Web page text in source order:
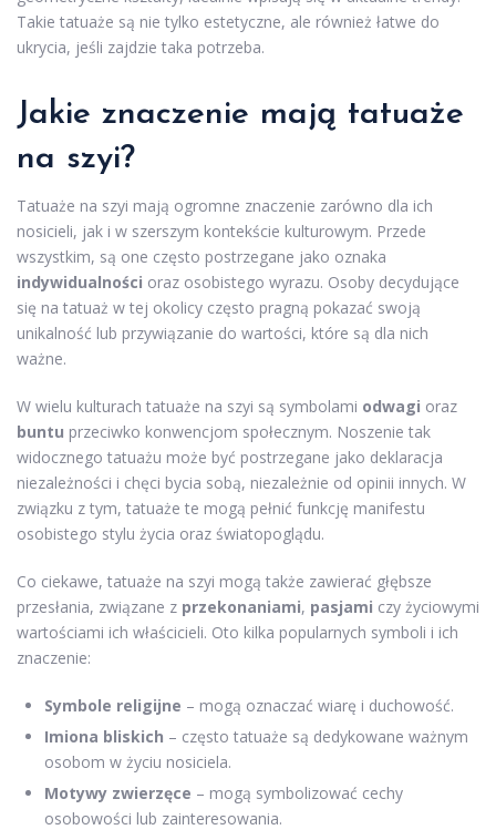
Takie tatuaże są nie tylko estetyczne, ale również łatwe do
ukrycia, jeśli zajdzie taka potrzeba.
Jakie znaczenie mają tatuaże
na szyi?
Tatuaże na szyi mają ogromne znaczenie zarówno dla ich
nosicieli, jak i w szerszym kontekście kulturowym. Przede
wszystkim, są one często postrzegane jako oznaka
indywidualności oraz osobistego wyrazu. Osoby decydujące
się na tatuaż w tej okolicy często pragną pokazać swoją
unikalność lub przywiązanie do wartości, które są dla nich
ważne.
W wielu kulturach tatuaże na szyi są symbolami odwagi oraz
buntu przeciwko konwencjom społecznym. Noszenie tak
widocznego tatuażu może być postrzegane jako deklaracja
niezależności i chęci bycia sobą, niezależnie od opinii innych. W
związku z tym, tatuaże te mogą pełnić funkcję manifestu
osobistego stylu życia oraz światopoglądu.
Co ciekawe, tatuaże na szyi mogą także zawierać głębsze
przesłania, związane z przekonaniami, pasjami czy życiowymi
wartościami ich właścicieli. Oto kilka popularnych symboli i ich
znaczenie:
Symbole religijne – mogą oznaczać wiarę i duchowość.
Imiona bliskich – często tatuaże są dedykowane ważnym
osobom w życiu nosiciela.
Motywy zwierzęce – mogą symbolizować cechy
osobowości lub zainteresowania.